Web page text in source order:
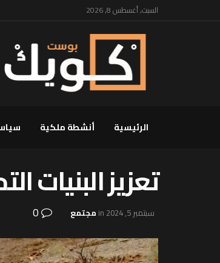
السبت, أغسطس 8, 2026
الرئيسية أنشطة ملكية
تعزيز البنيات
سبتمبر 5, 2024 in مجتمع